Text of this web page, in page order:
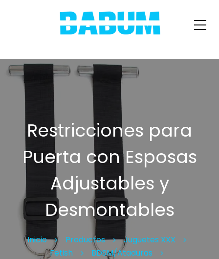
Restricciones para
Puerta con Esposas
Adjustables y
Desmontables
Inicio Productos
Juguetes XXX
Fetish
BDSM/Ataduras